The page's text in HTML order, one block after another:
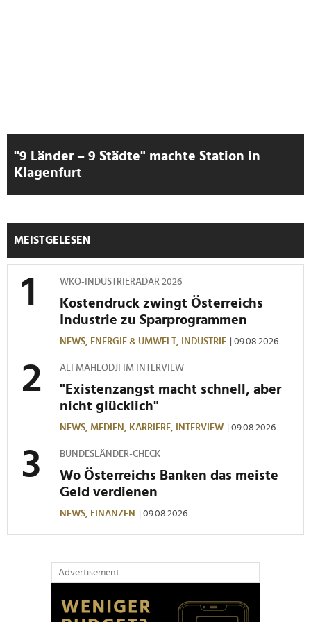
gesammelt haben.
"9 Länder – 9 Städte" machte Station in
Klagenfurt
MEISTGELESEN
WKO-INDUSTRIERADAR 2026
Kostendruck zwingt Österreichs
Industrie zu Sparprogrammen
NEWS, ENERGIE & UMWELT, INDUSTRIE | 09.08.2026
ALI MAHLODJI IM INTERVIEW
"Existenzangst macht schnell, aber
nicht glücklich"
NEWS, MEDIEN, KARRIERE, INTERVIEW | 09.08.2026
BUNDESLÄNDER-CHECK
Wo Österreichs Banken das meiste
Geld verdienen
NEWS, FINANZEN | 09.08.2026
Advertisement